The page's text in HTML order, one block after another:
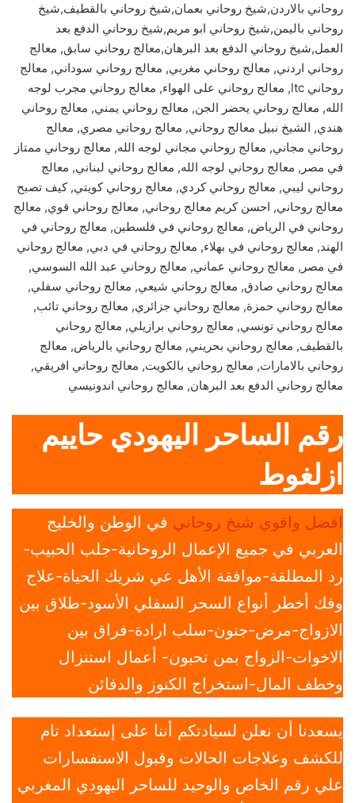
روحاني بالاردن,شيخ روحاني بعمان,شيخ روحاني بالقطيف,شيخ
روحاني باليمن,شيخ روحاني ابو مريم,شيخ روحاني الدفع بعد
العمل,شيخ روحاني الدفع بعد البرهان,معالج روحاني سابق, معالج
روحاني اردني, معالج روحاني مغربي, معالج روحاني سوداني, معالج
روحاني ltc, معالج روحاني على الهواء, معالج روحاني مجرب لوجه
الله, معالج روحاني يحضر الجن, معالج روحاني يمني, معالج روحاني
هندي, الشيخ نبيل معالج روحاني, معالج روحاني مصري, معالج
روحاني مجاني, معالج روحاني مجاني لوجه الله, معالج روحاني ممتاز
في مصر, معالج روحاني لوجه الله, معالج روحاني لبناني, معالج
روحاني ليبي, معالج روحاني كردي, معالج روحاني كويتي, كيف تصبح
معالج روحاني, احسن كريم معالج روحاني, معالج روحاني قوي, معالج
روحاني في الرياض, معالج روحاني في فلسطين, معالج روحاني في
الهند, معالج روحاني في بهلاء, معالج روحاني في دبي, معالج روحاني
في مصر, معالج روحاني عماني, معالج روحاني عبد الله السوسي,
معالج روحاني صادق, معالج روحاني شيعي, معالج روحاني سفلي,
معالج روحاني حمزة, معالج روحاني جزائري, معالج روحاني تائب,
معالج روحاني تونسي, معالج روحاني برازيلي, معالج روحاني
بالقطيف, معالج روحاني بحريني, معالج روحاني بالرياض, معالج
روحاني بالامارات, معالج روحاني بالكويت, معالج روحاني افريقي,
معالج روحاني الدفع بعد البرهان, معالج روحاني اندونيسي
رقم الساحر اليهودي حاييم
ازلغوط
افضل واقوي شيخ روحاني في الوطن والخليج
العربي في جميع الإعمال الروحانية-جلب الحبيب-
رد المطلقة-موافقة الأهل عي شريك الحياة-علاج
وفك أخطر أنواع السحر السفلي الأسود-طلاق بين
الازواج-مرض-جنون-سلب ارادة-فراق بين
الاخوات-الزواج بمن تحبون- أعمال استنزال
وخطف المال-استخراج الكنوز والدفائن
يسعدنا أن نعلن لسيادتكم أننا على إستعداد تام
للكشف وعلاجات الحالات وقبول الاستفسارات
علي رقم الخاص والوحيد للساحر اليهودي المغربي